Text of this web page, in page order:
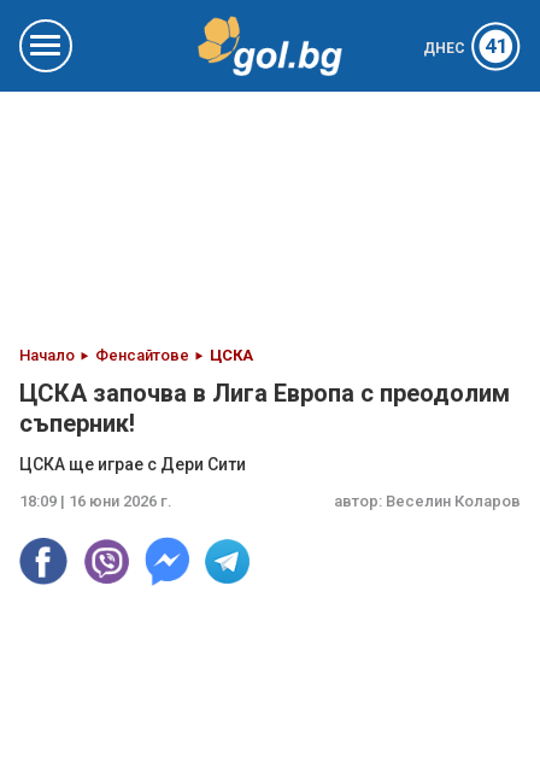
ДНЕС 41
Начало Фенсайтове ЦСКА
ЦСКА започва в Лига Европа с преодолим
съперник!
ЦСКА ще играе с Дери Сити
18:09 | 16 юни 2026 г. автор: Веселин Коларов